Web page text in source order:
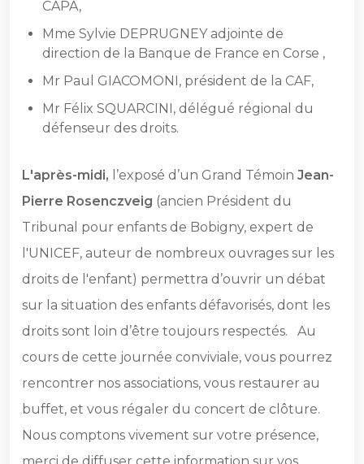
CAPA,
Mme Sylvie DEPRUGNEY adjointe de
direction de la Banque de France en Corse ,
Mr Paul GIACOMONI, président de la CAF,
Mr Félix SQUARCINI, délégué régional du
défenseur des droits.
L'après-midi, l’exposé d’un Grand Témoin Jean-
Pierre Rosenczveig (ancien Président du
Tribunal pour enfants de Bobigny, expert de
l'UNICEF, auteur de nombreux ouvrages sur les
droits de l'enfant) permettra d’ouvrir un débat
sur la situation des enfants défavorisés, dont les
droits sont loin d’être toujours respectés. Au
cours de cette journée conviviale, vous pourrez
rencontrer nos associations, vous restaurer au
buffet, et vous régaler du concert de clôture.
Nous comptons vivement sur votre présence,